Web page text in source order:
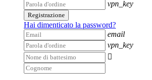
vpn_key
Registrazione
Hai dimenticato la password?
email
vpn_key
